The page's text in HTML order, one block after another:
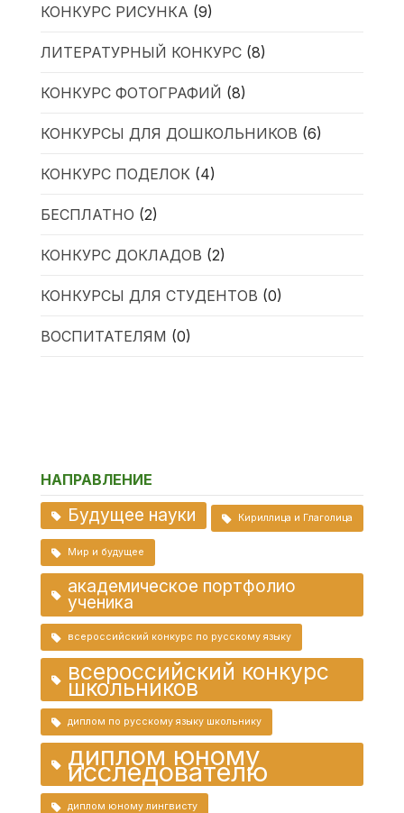
КОНКУРС РИСУНКА (9)
ЛИТЕРАТУРНЫЙ КОНКУРС(8)
КОНКУРС ФОТОГРАФИЙ (8)
КОНКУРСЫ ДЛЯ ДОШКОЛЬНИКОВ (6)
КОНКУРС ПОДЕЛОК(4)
БЕСПЛАТНО (2)
КОНКУРС ДОКЛАДОВ (2)
КОНКУРСЫ ДЛЯ СТУДЕНТОВ (0)
ВОСПИТАТЕЛЯМ (0)
НАПРАВЛЕНИЕ
Будущее науки Кириллица и Глаголица
Мир и будущее
академическое портфолио
ученика
всероссийский конкурс по русскому языку
всероссийский конкурс
школьников
диплом по русскому языку школьнику
диплом юному
исследователю
диплом юному лингвисту